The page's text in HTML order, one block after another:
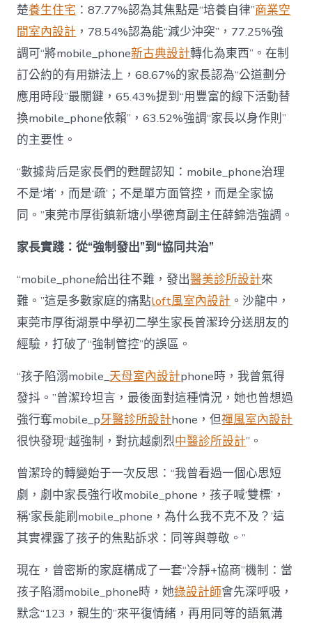
楚養生住宅 ：87.77%認為其焦點是“培養自律”商業空
間室內設計 ，78.54%認為能“減少沖突”，77.25%強
調可“將mobile_phone新古典設計轉化為東西”。在制
訂公約的有用辦法上，68.67%的家長認為“公道劃分
應用時段”最關鍵，65.43%提到“用豐富的線下活動替
換mobile_phone依賴”，63.52%強調“家長以身作則”
的主要性。
“數據背后是家長們的甦醒認知：mobile_phone治理
不是‘堵’，而是‘疏’；不是單方面管控，而是全家協
同。”東莞市厚街鎮新塘小學德育副主任薛錦浩強調。
家長實踐：從“強制發出”到“協同共治”
“mobile_phone給出往不難，發出醫美診所設計來
難。”這是多數家庭的痛點loft風室內設計 。沙龍中，
東莞市厚街湖景中學初二學生家長曾潔玲分送朋友的
經驗，打破了“強制管控”的誤區。
“孩子陷溺mobile_天母室內設計phone時，我曾氣得
發抖。”曾潔玲坦言，最後面對這種情況，她也曾想過
強行奪mobile_p牙醫診所設計hone，但禪風室內設計
很快發現“越強制，對抗越劇烈中醫診所設計”。
曾潔玲的轉變始于一次反思：“我曾看過一個心思短
劇，劇中家長強行收mobile_phone，孩子喊‘雙標’，
稱‘家長能刷mobile_phone，為什么我不克不及？’這
其實裸露了孩子的焦點訴求：同等與尊敬。”
現在，曾密斯的家庭構成了一套“冷靜+協商”機制：當
孩子陷溺mobile_phone時，她綠設計師會先深呼吸，
默念“123，親生的”來平復情緒，再用同等的語氣溝